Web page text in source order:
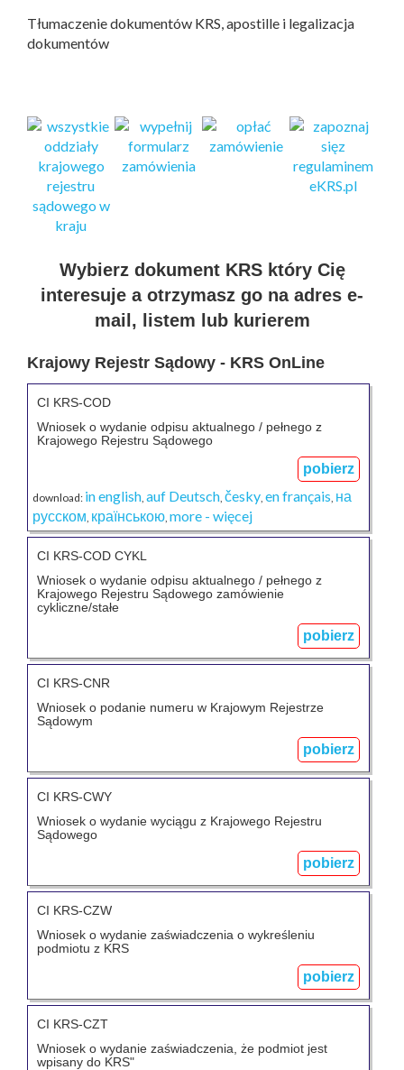
Tłumaczenie dokumentów KRS, apostille i legalizacja
dokumentów
Wybierz dokument KRS który Cię
interesuje a otrzymasz go na adres e-
mail, listem lub kurierem
Krajowy Rejestr Sądowy - KRS OnLine
CI KRS-COD
Wniosek o wydanie odpisu aktualnego / pełnego z
Krajowego Rejestru Sądowego
pobierz
download: in english, auf Deutsch, česky, en français, на
русском, країнською, more - więcej
CI KRS-COD CYKL
Wniosek o wydanie odpisu aktualnego / pełnego z
Krajowego Rejestru Sądowego zamówienie
cykliczne/stałe
pobierz
CI KRS-CNR
Wniosek o podanie numeru w Krajowym Rejestrze
Sądowym
pobierz
CI KRS-CWY
Wniosek o wydanie wyciągu z Krajowego Rejestru
Sądowego
pobierz
CI KRS-CZW
Wniosek o wydanie zaświadczenia o wykreśleniu
podmiotu z KRS
pobierz
CI KRS-CZT
Wniosek o wydanie zaświadczenia, że podmiot jest
wpisany do KRS"